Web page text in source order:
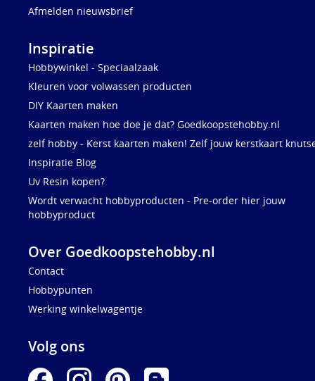
Afmelden nieuwsbrief
Inspiratie
Hobbywinkel - Speciaalzaak
Kleuren voor volwassen producten
DIY Kaarten maken
Kaarten maken hoe doe je dat? Goedkoopstehobby.nl
zelf hobby - Kerst kaarten maken! Zelf jouw kerstkaart
Inspiratie Blog
Uv Resin kopen?
Wordt verwacht hobbyproducten - Pre-order hier jouw
hobbyproduct
Over Goedkoopstehobby.nl
Contact
Hobbypunten
Werking winkelwagentje
Volg ons